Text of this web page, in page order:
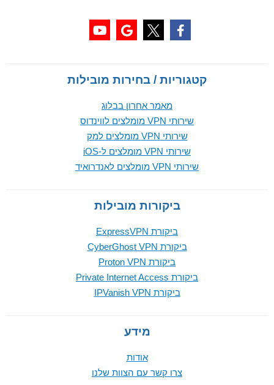
קטגוריות / בחירות מובילות
מאמר אחרון בבלוג
שירותי VPN מומלצים לווינדוס
שירותי VPN מומלצים למק
שירותי VPN מומלצים ל-iOS
שירותי VPN מומלצים לאנדרואיד
ביקורות מובילות
ביקורת ExpressVPN
ביקורת CyberGhost VPN
ביקורת Proton VPN
ביקורת Private Internet Access
ביקורת IPVanish VPN
מידע
אודות
צרו קשר עם הצוות שלנו